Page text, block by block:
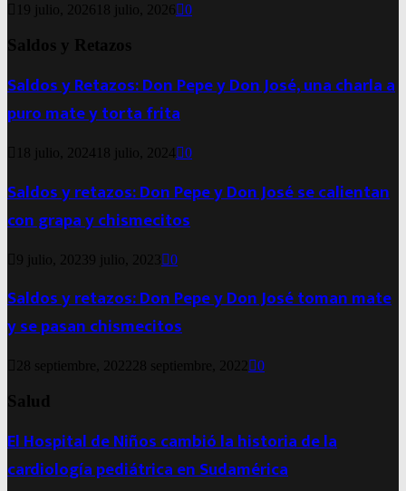
19 julio, 2026 18 julio, 2026 0
Saldos y Retazos
Saldos y Retazos: Don Pepe y Don José, una charla a
puro mate y torta frita
18 julio, 2024 18 julio, 2024 0
Saldos y retazos: Don Pepe y Don José se calientan
con grapa y chismecitos
9 julio, 20239 julio, 2023 0
Saldos y retazos: Don Pepe y Don José toman mate
y se pasan chismecitos
28 septiembre, 2022 28 septiembre, 2022 0
Salud
El Hospital de Niños cambió la historia de la
cardiología pediátrica en Sudamérica